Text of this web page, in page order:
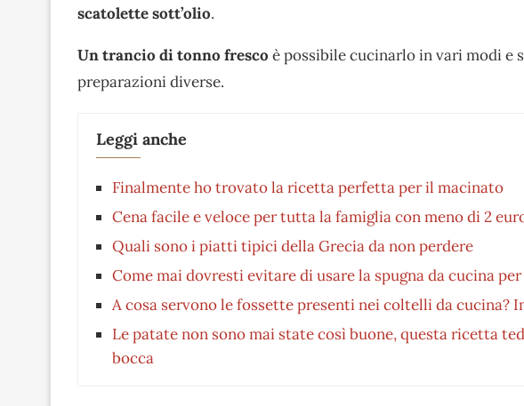
scatolette sott’olio.
Un trancio di tonno fresco è possibile cucinarlo in vari modi e
preparazioni diverse.
Leggi anche
Finalmente ho trovato la ricetta perfetta per il macinato
Cena facile e veloce per tutta la famiglia con meno di 2
Quali sono i piatti tipici della Grecia da non perdere
Come mai dovresti evitare di usare la spugna da cucina
A cosa servono le fossette presenti nei coltelli da cucina?
Le patate non sono mai state così buone, questa ricetta
bocca